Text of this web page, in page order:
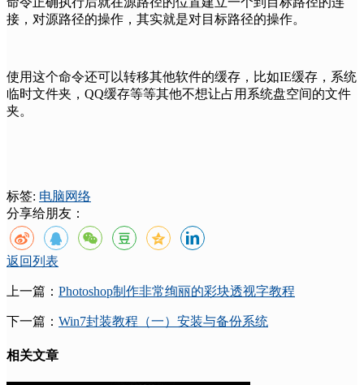
接，对源路径的操作，其实就是对目标路径的操作。
使用这个命令还可以转移其他软件的缓存，比如IE缓存，系统
临时文件夹，QQ缓存等等其他不想让占用系统盘空间的文件
夹。
标签: 电脑网络
分享给朋友：
返回列表
上一篇： Photoshop制作非常绚丽的彩块透视字教程
下一篇： Win7封装教程（一）安装与备份系统
相关文章